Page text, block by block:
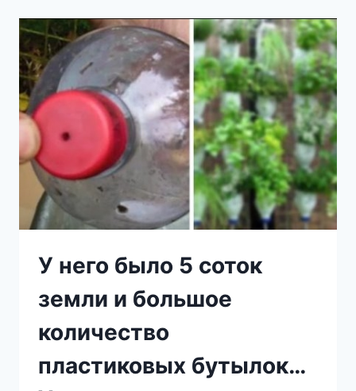
СДЕЛАЛА
ИЗ
СТАРЫХ
ДЖИНСОВ
МОЕГО
МУЖА
У него было 5 соток
земли и большое
количество
пластиковых бутылок…